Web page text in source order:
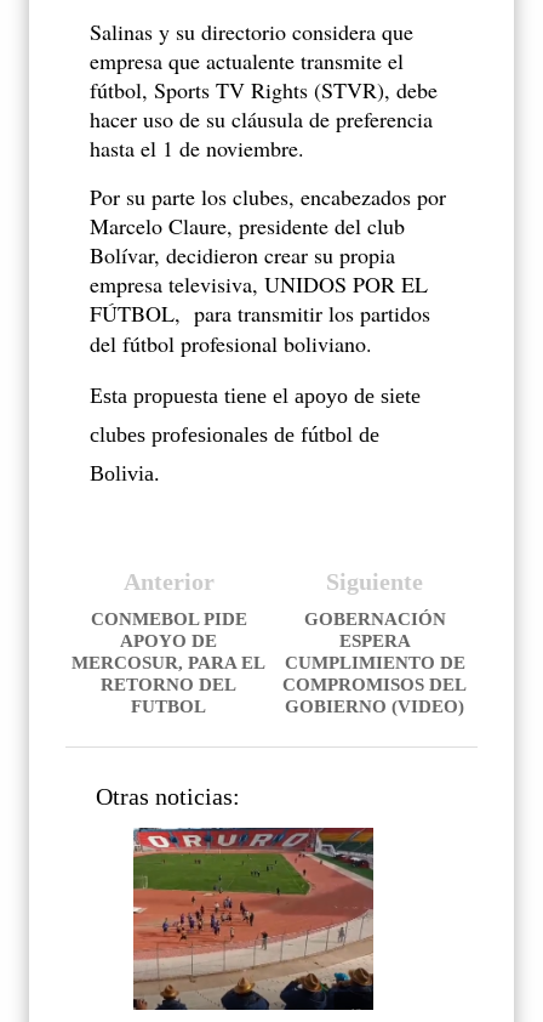
Salinas y su directorio considera que
empresa que actualente transmite el
fútbol, Sports TV Rights (STVR), debe
hacer uso de su cláusula de preferencia
hasta el 1 de noviembre.
Por su parte los clubes, encabezados por
Marcelo Claure, presidente del club
Bolívar, decidieron crear su propia
empresa televisiva, UNIDOS POR EL
FÚTBOL, para transmitir los partidos
del fútbol profesional boliviano.
Esta propuesta tiene el apoyo de siete
clubes profesionales de fútbol de
Bolivia.
Siguiente
GOBERNACIÓN
ESPERA
CUMPLIMIENTO DE
COMPROMISOS DEL
GOBIERNO (VIDEO)
Anterior
CONMEBOL PIDE
APOYO DE
MERCOSUR, PARA EL
RETORNO DEL
FUTBOL
Otras noticias: